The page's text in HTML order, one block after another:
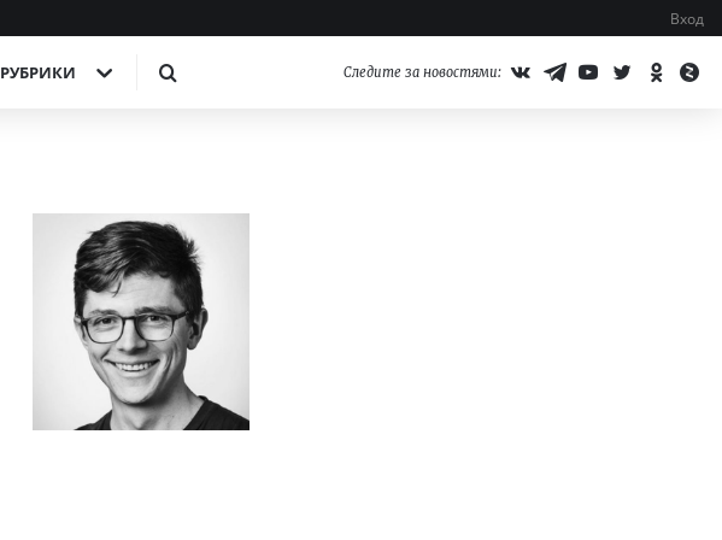
Вход
РУБРИКИ Следите за новостями: